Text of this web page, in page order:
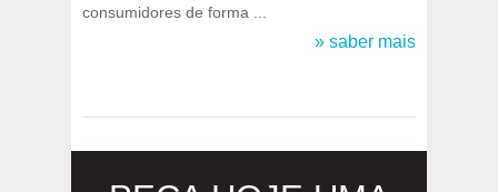
consumidores de forma ...
» saber mais